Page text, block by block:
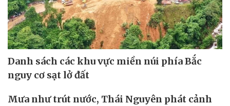
Danh sách các khu vực miền núi phía Bắc
nguy cơ sạt lở đất
Mưa như trút nước, Thái Nguyên phát cảnh